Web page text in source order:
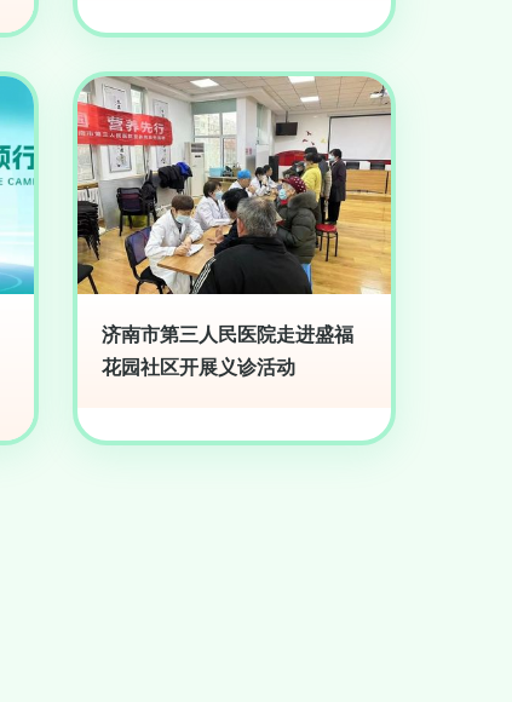
济南市第三人民医院走进盛福
花园社区开展义诊活动